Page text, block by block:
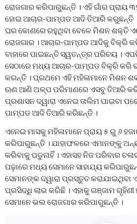
ରୋଜଗାର କରିପାରୁଛନ୍ତି । ଏହି ଗାଁର ପ୍ରାୟ
ହୋଇ ଆଚାର-ପାମ୍ପଡ ଆଦି ତିଆରି କରୁଛନ୍ତି
ଘର କୋଣରେ ରହୁଥିବା ବେଳେ ମିଶନ ଶକ୍ତି
ରୋଜଗାର । ଆଚାର-ପାମ୍ପଡ ଆଦିକୁ ବିକ୍ରି
ବାହାରେ ପାଇଛନ୍ତି ସ୍ୱତନ୍ତ୍ର ପରିଚୟ ।
ସେଠାରେ ମଧ୍ୟ ଆଚାର-ପାମ୍ପଡ ବିକ୍ରି କରି
କରନ୍ତି । ପ୍ରଥମେ ଏହି ମହିଳାମାନେ ମିଶନ
ଋଣ ଆଣି ଅଳ୍ପ ପରିମାଣରେ ଏସବୁ ତିଆରି
ପ୍ରଶାସନ ଦ୍ୱାରା ଏନେଇ ତାଲିମ ପାଇବା
ପାମ୍ପଡ ଆଦି ତିଆରି କରିଛନ୍ତି ।
ଏନେଇ ମାସକୁ ମହିଳାମାନେ ପ୍ରାୟ ୫ ରୁ ୬
କରିପାରୁଛନ୍ତି । ଯାହାଫଳରେ ଏମାନଙ୍କୁ
କରିବାକୁ ପଡୁନାହିଁ । ଏହାସହ ନିଜ ପରିବାର
ପଢ଼ାରେ ମଧ୍ୟ ସେମାନେ ସାହାଯ୍ୟ
ସେମାନଙ୍କ ଦ୍ୱାରା ପ୍ରସ୍ତୁତ କରାଯାଇଥିବା
ପ୍ରସିଦ୍ଧି ଲାଭ କରିଛି । ଏହାକୁ ଗଞ୍ଜାମ
ସେମାନେ ଭଲ ରୋଜଗାର କରିପାରୁଛନ୍ତି ।